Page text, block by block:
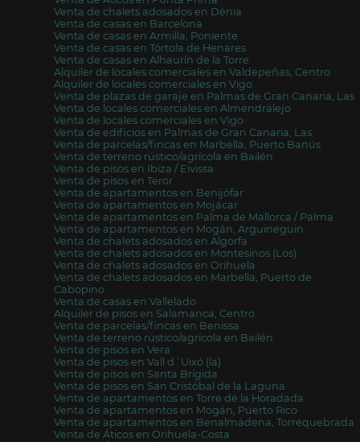
Venta de chalets adosados en Dénia
Venta de casas en Barcelona
Venta de casas en Armilla, Poniente
Venta de casas en Tórtola de Henares
Venta de casas en Alhaurín de la Torre
Alquiler de locales comerciales en Valdepeñas, Centro
Alquiler de locales comerciales en Vigo
Venta de plazas de garaje en Palmas de Gran Canaria, Las
Venta de locales comerciales en Almendralejo
Venta de locales comerciales en Vigo
Venta de edificios en Palmas de Gran Canaria, Las
Venta de parcelas/fincas en Marbella, Puerto Banús
Venta de terreno rústico/agrícola en Bailén
Venta de pisos en Ibiza / Eivissa
Venta de pisos en Teror
Venta de apartamentos en Benijófar
Venta de apartamentos en Mojácar
Venta de apartamentos en Palma de Mallorca / Palma
Venta de apartamentos en Mogán, Arguineguin
Venta de chalets adosados en Algorfa
Venta de chalets adosados en Montesinos (Los)
Venta de chalets adosados en Orihuela
Venta de chalets adosados en Marbella, Puerto de
Cabopino
Venta de casas en Vallelado
Alquiler de pisos en Salamanca, Centro
Venta de parcelas/fincas en Benissa
Venta de terreno rústico/agrícola en Bailén
Venta de pisos en Vera
Venta de pisos en Vall d´Uixó (la)
Venta de pisos en Santa Brígida
Venta de pisos en San Cristóbal de la Laguna
Venta de apartamentos en Torre de la Horadada
Venta de apartamentos en Mogán, Puerto Rico
Venta de apartamentos en Benalmádena, Torrequebrada
Venta de Áticos en Orihuela-Costa